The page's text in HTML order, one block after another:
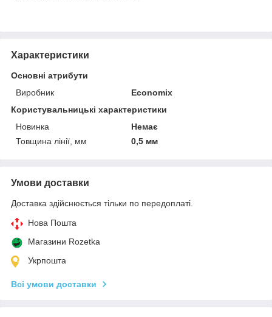
Характеристики
Основні атрибути
Виробник
Economix
Користувальницькі характеристики
Новинка
Немає
Товщина лінії, мм
0,5 мм
Умови доставки
Доставка здійснюється тільки по передоплаті.
Нова Пошта
Магазини Rozetka
Укрпошта
Всі умови доставки